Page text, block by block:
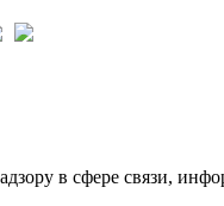
в сфере связи,